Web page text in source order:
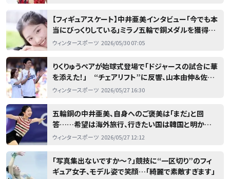
【フィギュアスケート】中井亜美インタビュー「今でも本
当にびっくりしている」ミラノ五輪で銅メダルを獲得し
たシーズンを振り返る
ウィンタースポーツ 2026/05/30 07:05
りくりゅうペアが始球式登場で「ドジャースの試合に華
を添えた！」 “チェアリフト”に反響、山本由伸＆佐々
木朗希と3ショットも【フィギュア】
ウィンタースポーツ 2026/05/27 16:30
五輪銅の中井亜美、自身へのご褒美は「まだ」と回
答……希望は海外旅行、行きたい国は韓国と明か
す その理由はやはり“推し”の存在【フィギュア】
ウィンタースポーツ 2026/05/27 12:12
「写真集出ないですか〜？」競技に“一区切り”のフィ
ギュア女子、モデル姿で笑顔…「綺麗で素敵すぎます」